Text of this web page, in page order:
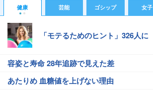
健康 芸能 ゴシップ 女子
「モテるためのヒント」326人に
容姿と寿命 28年追跡で見えた差
あたりめ 血糖値を上げない理由